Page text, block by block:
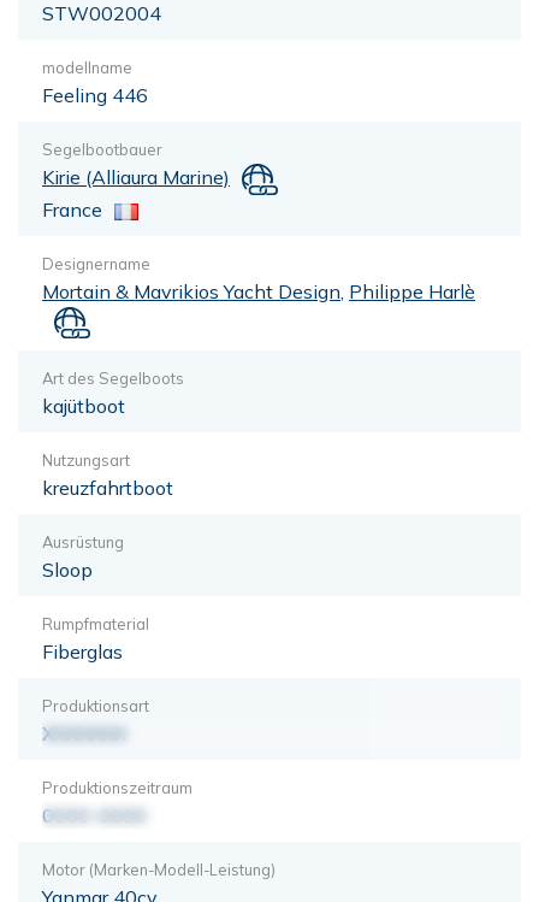
STW002004
modellname
Feeling 446
Segelbootbauer
Kirie (Alliaura Marine)
France
Designername
Mortain & Mavrikios Yacht Design Philippe Harlè
Art des Segelboots
kajütboot
Nutzungsart
kreuzfahrtboot
Ausrüstung
Sloop
Rumpfmaterial
Fiberglas
Produktionsart
XXXXXXX
Produktionszeitraum
0000-0000
Motor (Marken-Modell-Leistung)
Yanmar 40cv